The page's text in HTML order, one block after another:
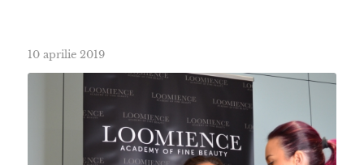
10 aprilie 2019